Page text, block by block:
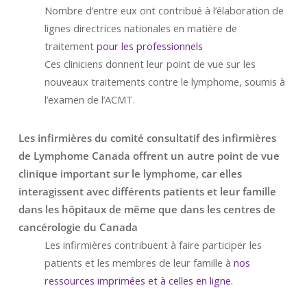
Nombre d’entre eux ont contribué à l’élaboration de
lignes directrices nationales en matière de
traitement pour les professionnels
Ces cliniciens donnent leur point de vue sur les
nouveaux traitements contre le lymphome, soumis à
l’examen de l’ACMT.
Les infirmières du comité consultatif des infirmières
de Lymphome Canada offrent un autre point de vue
clinique important sur le lymphome, car elles
interagissent avec différents patients et leur famille
dans les hôpitaux de même que dans les centres de
cancérologie du Canada
Les infirmières contribuent à faire participer les
patients et les membres de leur famille à nos
ressources imprimées et à celles en ligne.